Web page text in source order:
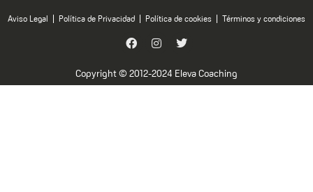
Copyright © 2012-2024 Eleva Coaching
Aviso Legal Política de Privacidad Política de cookies Términos y condiciones